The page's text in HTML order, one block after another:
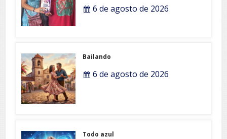
6 de agosto de 2026
Bailando
6 de agosto de 2026
Todo azul